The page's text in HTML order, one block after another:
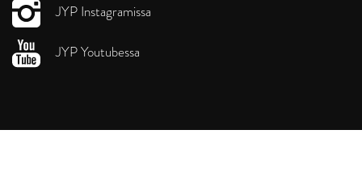
JYP Instagramissa
JYP Youtubessa